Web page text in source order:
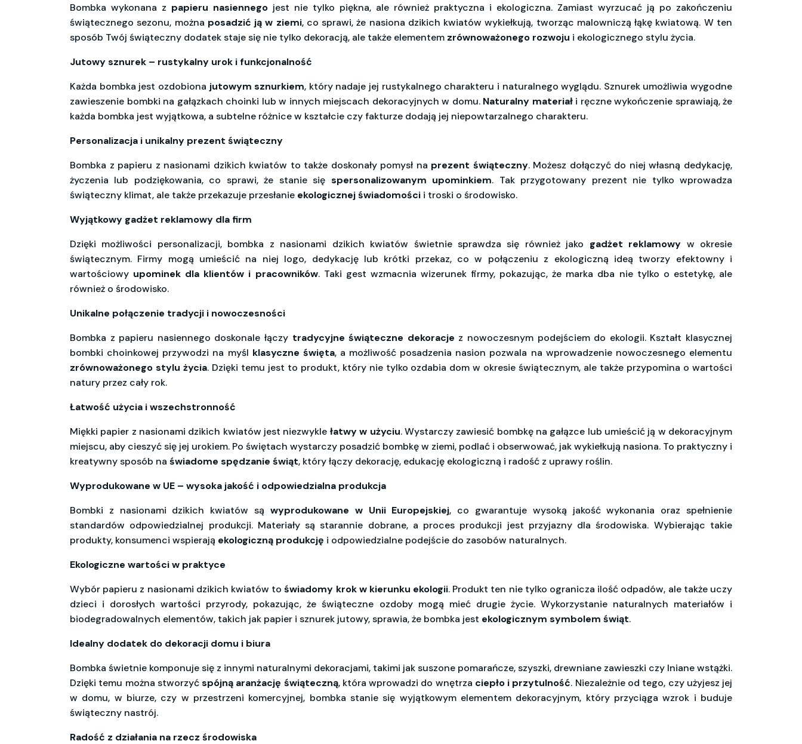
Bombka wykonana z papieru nasiennego jest nie tylko piękna, ale również praktyczna i ekologiczna. Zamiast wyrzucać ją po zakończeniu
świątecznego sezonu, można posadzić ją w ziemi, co sprawi, że nasiona dzikich kwiatów wykiełkują, tworząc malowniczą łąkę kwiatową. W ten
sposób Twój świąteczny dodatek staje się nie tylko dekoracją, ale także elementem zrównoważonego rozwoju i ekologicznego stylu życia.
Jutowy sznurek – rustykalny urok i funkcjonalność
Każda bombka jest ozdobiona jutowym sznurkiem, który nadaje jej rustykalnego charakteru i naturalnego wyglądu. Sznurek umożliwia wygodne
zawieszenie bombki na gałązkach choinki lub w innych miejscach dekoracyjnych w domu. Naturalny materiałi ręczne wykończenie sprawiają, że
każda bombka jest wyjątkowa, a subtelne różnice w kształcie czy fakturze dodają jej niepowtarzalnego charakteru.
Personalizacja i unikalny prezent świąteczny
Bombka z papieru z nasionami dzikich kwiatów to także doskonały pomysł na prezent świąteczny. Możesz dołączyć do niej własną dedykację,
życzenia lub podziękowania, co sprawi, że stanie się spersonalizowanym upominkiem. Tak przygotowany prezent nie tylko wprowadza
świąteczny klimat, ale także przekazuje przesłanie ekologicznej świadomości i troski o środowisko.
Wyjątkowy gadżet reklamowy dla firm
Dzięki możliwości personalizacji, bombka z nasionami dzikich kwiatów świetnie sprawdza się również jako gadżet reklamowy w okresie
świątecznym. Firmy mogą umieścić na niej logo, dedykację lub krótki przekaz, co w połączeniu z ekologiczną ideą tworzy efektowny i
wartościowy upominek dla klientów i pracowników. Taki gest wzmacnia wizerunek firmy, pokazując, że marka dba nie tylko o estetykę, ale
również o środowisko.
Unikalne połączenie tradycji i nowoczesności
Bombka z papieru nasiennego doskonale łączy tradycyjne świąteczne dekoracje z nowoczesnym podejściem do ekologii. Kształt klasycznej
bombki choinkowej przywodzi na myśl klasyczne święta, a możliwość posadzenia nasion pozwala na wprowadzenie nowoczesnego elementu
zrównoważonego stylu życia. Dzięki temu jest to produkt, który nie tylko ozdabia dom w okresie świątecznym, ale także przypomina o wartości
natury przez cały rok.
Łatwość użycia i wszechstronność
Miękki papier z nasionami dzikich kwiatów jest niezwykle łatwy w użyciu. Wystarczy zawiesić bombkę na gałązce lub umieścić ją w dekoracyjnym
miejscu, aby cieszyć się jej urokiem. Po świętach wystarczy posadzić bombkę w ziemi, podlać i obserwować, jak wykiełkują nasiona. To praktyczny i
kreatywny sposób na świadome spędzanie świąt, który łączy dekorację, edukację ekologiczną i radość z uprawy roślin.
Wyprodukowane w UE – wysoka jakość i odpowiedzialna produkcja
Bombki z nasionami dzikich kwiatów są wyprodukowane w Unii Europejskiej, co gwarantuje wysoką jakość wykonania oraz spełnienie
standardów odpowiedzialnej produkcji. Materiały są starannie dobrane, a proces produkcji jest przyjazny dla środowiska. Wybierając takie
produkty, konsumenci wspierają ekologiczną produkcję i odpowiedzialne podejście do zasobów naturalnych.
Ekologiczne wartości w praktyce
Wybór papieru z nasionami dzikich kwiatów toświadomy krok w kierunku ekologii. Produkt ten nie tylko ogranicza ilość odpadów, ale także uczy
dzieci i dorosłych wartości przyrody, pokazując, że świąteczne ozdoby mogą mieć drugie życie. Wykorzystanie naturalnych materiałów i
biodegradowalnych elementów, takich jak papier i sznurek jutowy, sprawia, że bombka jest ekologicznym symbolem świąt.
Idealny dodatek do dekoracji domu i biura
Bombka świetnie komponuje się z innymi naturalnymi dekoracjami, takimi jak suszone pomarańcze, szyszki, drewniane zawieszki czy lniane wstążki.
Dzięki temu można stworzyćspójną aranżację świąteczną, która wprowadzi do wnętrza ciepło i przytulność. Niezależnie od tego, czy użyjesz jej
w domu, w biurze, czy w przestrzeni komercyjnej, bombka stanie się wyjątkowym elementem dekoracyjnym, który przyciąga wzrok i buduje
świąteczny nastrój.
Radość z działania na rzecz środowiska